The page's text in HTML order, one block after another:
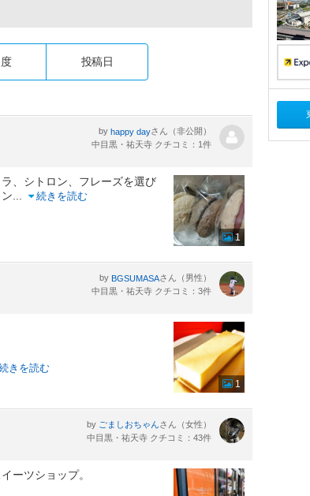
投稿日
by happy dayさん（非公開）
中目黒・祐天寺 クチコミ：1件
、シトロン、フレーズを選び
続きを読む
1
by BGSUMASAさん（男性）
中目黒・祐天寺 クチコミ：3件
きを読む
1
by ごましおちゃんさん（女性）
中目黒・祐天寺 クチコミ：43件
ーツショップ。